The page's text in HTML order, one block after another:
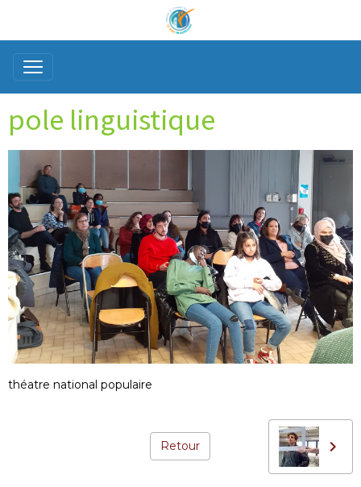
pole linguistique
théatre national populaire
Retour